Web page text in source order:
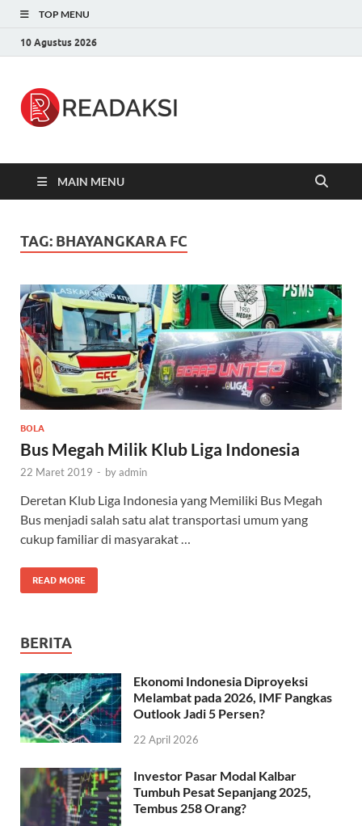
TOP MENU
10 Agustus 2026
MAIN MENU
TAG: BHAYANGKARA FC
BOLA
Bus Megah Milik Klub Liga Indonesia
22 Maret 2019 - byadmin
Deretan Klub Liga Indonesia yang Memiliki Bus Megah
Bus menjadi salah satu alat transportasi umum yang
cukup familiar di masyarakat …
READ MORE
BERITA
Ekonomi Indonesia Diproyeksi
Melambat pada 2026, IMF Pangkas
Outlook Jadi 5 Persen?
22 April 2026
Investor Pasar Modal Kalbar
Tumbuh Pesat Sepanjang 2025,
Tembus 258 Orang?